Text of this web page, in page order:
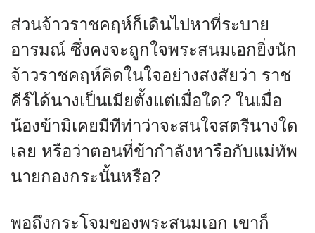
ส่วนจ้าวราชคฤห์ก็เดินไปหาที่ระบาย
อารมณ์ ซึ่งคงจะถูกใจพระสนมเอกยิ่งนัก
จ้าวราชคฤห์คิดในใจอย่างสงสัยว่า ราช
คีร์ได้นางเป็นเมียตั้งแต่เมื่อใด? ในเมื่อ
น้องข้ามิเคยมีทีท่าว่าจะสนใจสตรีนางใด
เลย หรือว่าตอนที่ข้ากำลังหารือกับแม่ทัพ
นายกองกระนั้นหรือ?
พอถึงกระโจมของพระสนมเอก เขาก็